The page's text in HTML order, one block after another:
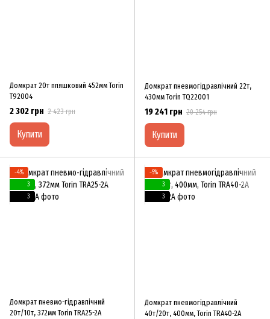
Домкрат 20т пляшковий 452мм Torin
T92004
2 302 грн 2 423 грн
Купити
Домкрат пневмогідравлічний 22т,
430мм Torin TQ22001
19 241 грн 20 254 грн
Купити
−4%
3
3
Домкрат пневмо-гідравлічний
20т/10т, 372мм Torin TRA25-2A
−5%
3
3
Домкрат пневмогідравлічний
40т/20т, 400мм, Torin TRA40-2A